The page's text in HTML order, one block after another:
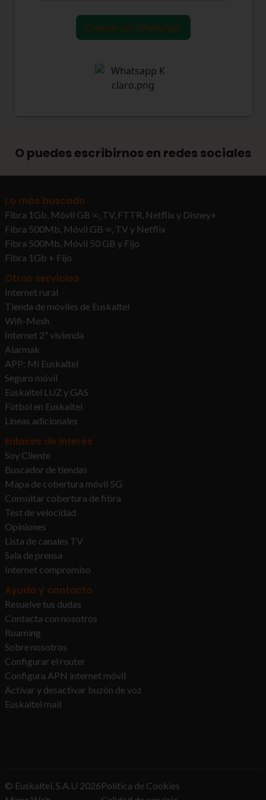
Chatear por WhatsApp
O puedes escribirnos en redes sociales
Lo más buscado
Fibra 1Gb, Móvil GB ∞, TV, FTTR, Netflix y Disney+
Fibra 500Mb, Móvil GB ∞, TV y Netflix
Fibra 500Mb, Móvil 50 GB y Fijo
Fibra 1Gb + Fijo
Otros servicios
Internet rural
Tienda de móviles de Euskaltel
Wifi-Mesh
Internet 2ª vivienda
Alarmak
APP: Mi Euskaltel
Seguro móvil
Euskaltel LUZ y GAS
Fútbol en Euskaltel
Líneas adicionales
Enlaces de interés
Soy Cliente
Buscador de tiendas
Mapa de cobertura móvil 5G
Consultar cobertura de fibra
Test de velocidad
Opiniones
Lista de canales TV
Sala de prensa
Internet compromiso
Ayuda y contacto
Resuelve tus dudas
Contacta con nosotros
Roaming
Sobre nosotros
Configurar el router
Configura APN internet móvil
Activar y desactivar buzón de voz
Euskaltel mail
© Euskaltel, S.A.U 2026Política de Cookies